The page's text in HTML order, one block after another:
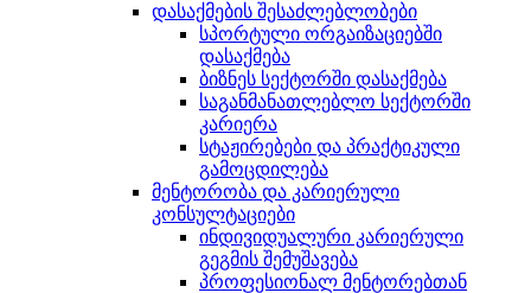
დასაქმების შესაძლებლობები
სპორტული ორგაიზაციებში
დასაქმება
ბიზნეს სექტორში დასაქმება
საგანმანათლებლო სექტორში
კარიერა
სტაჟირებები და პრაქტიკული
გამოცდილება
მენტორობა და კარიერული
კონსულტაციები
ინდივიდუალური კარიერული
გეგმის შემუშავება
პროფესიონალ მენტორებთან